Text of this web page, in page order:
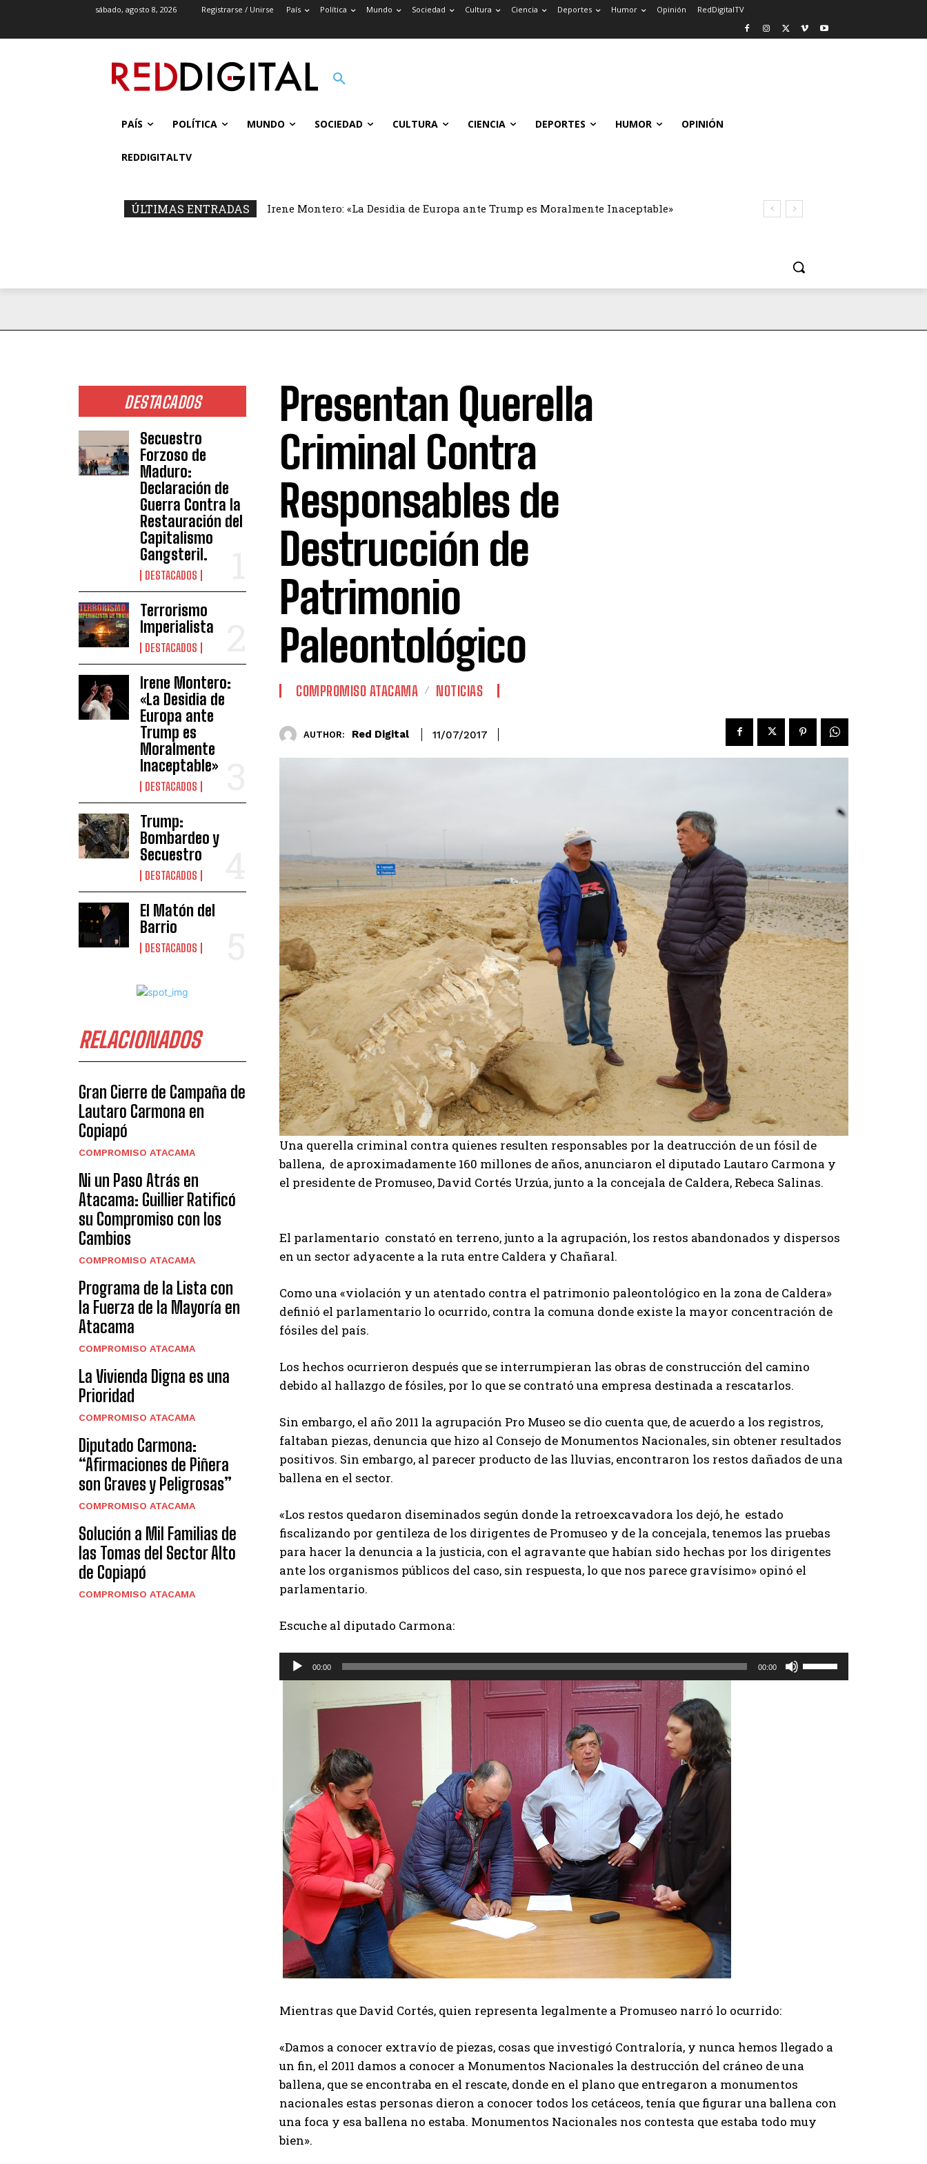
sábado, agosto 8, 2026 Registrarse / Unirse País Política Mundo Sociedad Cultura Ciencia Deportes Humor Opinión RedDigitalTV
PAÍS POLÍTICA MUNDO SOCIEDAD CULTURA CIENCIA DEPORTES HUMOR OPINIÓN
REDDIGITALTV
ÚLTIMAS ENTRADAS Irene Montero: «La Desidia de Europa ante Trump es Moralmente Inaceptable»
DESTACADOS
Secuestro
Forzoso de
Maduro:
Declaración de
Guerra Contra la
Restauración del
Capitalismo
Gangsteril.
DESTACADOS
Terrorismo
Imperialista
DESTACADOS
Irene Montero:
«La Desidia de
Europa ante
Trump es
Moralmente
Inaceptable»
DESTACADOS
Trump:
Bombardeo y
Secuestro
DESTACADOS
El Matón del
Barrio
DESTACADOS
RELACIONADOS
Gran Cierre de Campaña de
Lautaro Carmona en
Copiapó
COMPROMISO ATACAMA
Ni un Paso Atrás en
Atacama: Guillier Ratificó
su Compromiso con los
Cambios
COMPROMISO ATACAMA
Programa de la Lista con
la Fuerza de la Mayoría en
Atacama
COMPROMISO ATACAMA
La Vivienda Digna es una
Prioridad
COMPROMISO ATACAMA
Diputado Carmona:
“Afirmaciones de Piñera
son Graves y Peligrosas”
COMPROMISO ATACAMA
Solución a Mil Familias de
las Tomas del Sector Alto
de Copiapó
COMPROMISO ATACAMA
Presentan Querella
Criminal Contra
Responsables de
Destrucción de
Patrimonio
Paleontológico
COMPROMISO ATACAMA NOTICIAS
AUTHOR: Red Digital 11/07/2017
Una querella criminal contra quienes resulten responsables por la deatrucción de un fósil de
ballena, de aproximadamente 160 millones de años, anunciaron el diputado Lautaro Carmona y
el presidente de Promuseo, David Cortés Urzúa, junto a la concejala de Caldera, Rebeca Salinas.
El parlamentario constató en terreno, junto a la agrupación, los restos abandonados y dispersos
en un sector adyacente a la ruta entre Caldera y Chañaral.
Como una «violación y un atentado contra el patrimonio paleontológico en la zona de Caldera»
definió el parlamentario lo ocurrido, contra la comuna donde existe la mayor concentración de
fósiles del país.
Los hechos ocurrieron después que se interrumpieran las obras de construcción del camino
debido al hallazgo de fósiles, por lo que se contrató una empresa destinada a rescatarlos.
Sin embargo, el año 2011 la agrupación Pro Museo se dio cuenta que, de acuerdo a los registros,
faltaban piezas, denuncia que hizo al Consejo de Monumentos Nacionales, sin obtener resultados
positivos. Sin embargo, al parecer producto de las lluvias, encontraron los restos dañados de una
ballena en el sector.
«Los restos quedaron diseminados según donde la retroexcavadora los dejó, he estado
fiscalizando por gentileza de los dirigentes de Promuseo y de la concejala, tenemos las pruebas
para hacer la denuncia a la justicia, con el agravante que habían sido hechas por los dirigentes
ante los organismos públicos del caso, sin respuesta, lo que nos parece gravísimo» opinó el
parlamentario.
Escuche al diputado Carmona:
e
o
r
d
e
a
u
d
o
00:00 00:00
U
t
c
h
a
r
Mientras que David Cortés, quien representa legalmente a Promuseo narró lo ocurrido:
«Damos a conocer extravío de piezas, cosas que investigó Contraloría, y nunca hemos llegado a
un fin, el 2011 damos a conocer a Monumentos Nacionales la destrucción del cráneo de una
ballena, que se encontraba en el rescate, donde en el plano que entregaron a monumentos
nacionales estas personas dieron a conocer todos los cetáceos, tenía que figurar una ballena con
una foca y esa ballena no estaba. Monumentos Nacionales nos contesta que estaba todo muy
bien».